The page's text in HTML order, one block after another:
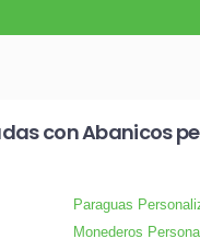
con Abanicos
Paraguas
Monederos